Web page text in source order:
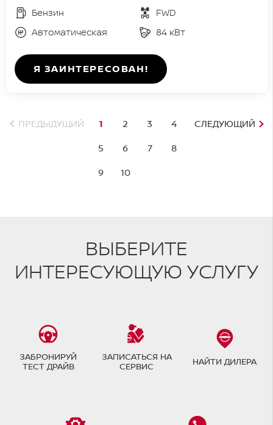
Бензин
FWD
Автоматическая
84 кВт
Я ЗАИНТЕРЕСОВАН!
ПРЕДЫДУЩИЙ СЛЕДУЮЩИЙ
1 2 3
4
5
6 7
8
9
10
ВЫБЕРИТЕ
ИНТЕРЕСУЮЩУЮ УСЛУГУ
ЗАБРОНИРУЙ
ТЕСТ ДРАЙВ
ЗАПИСАТЬСЯ НА
СЕРВИС
НАЙТИ ДИЛЕРА